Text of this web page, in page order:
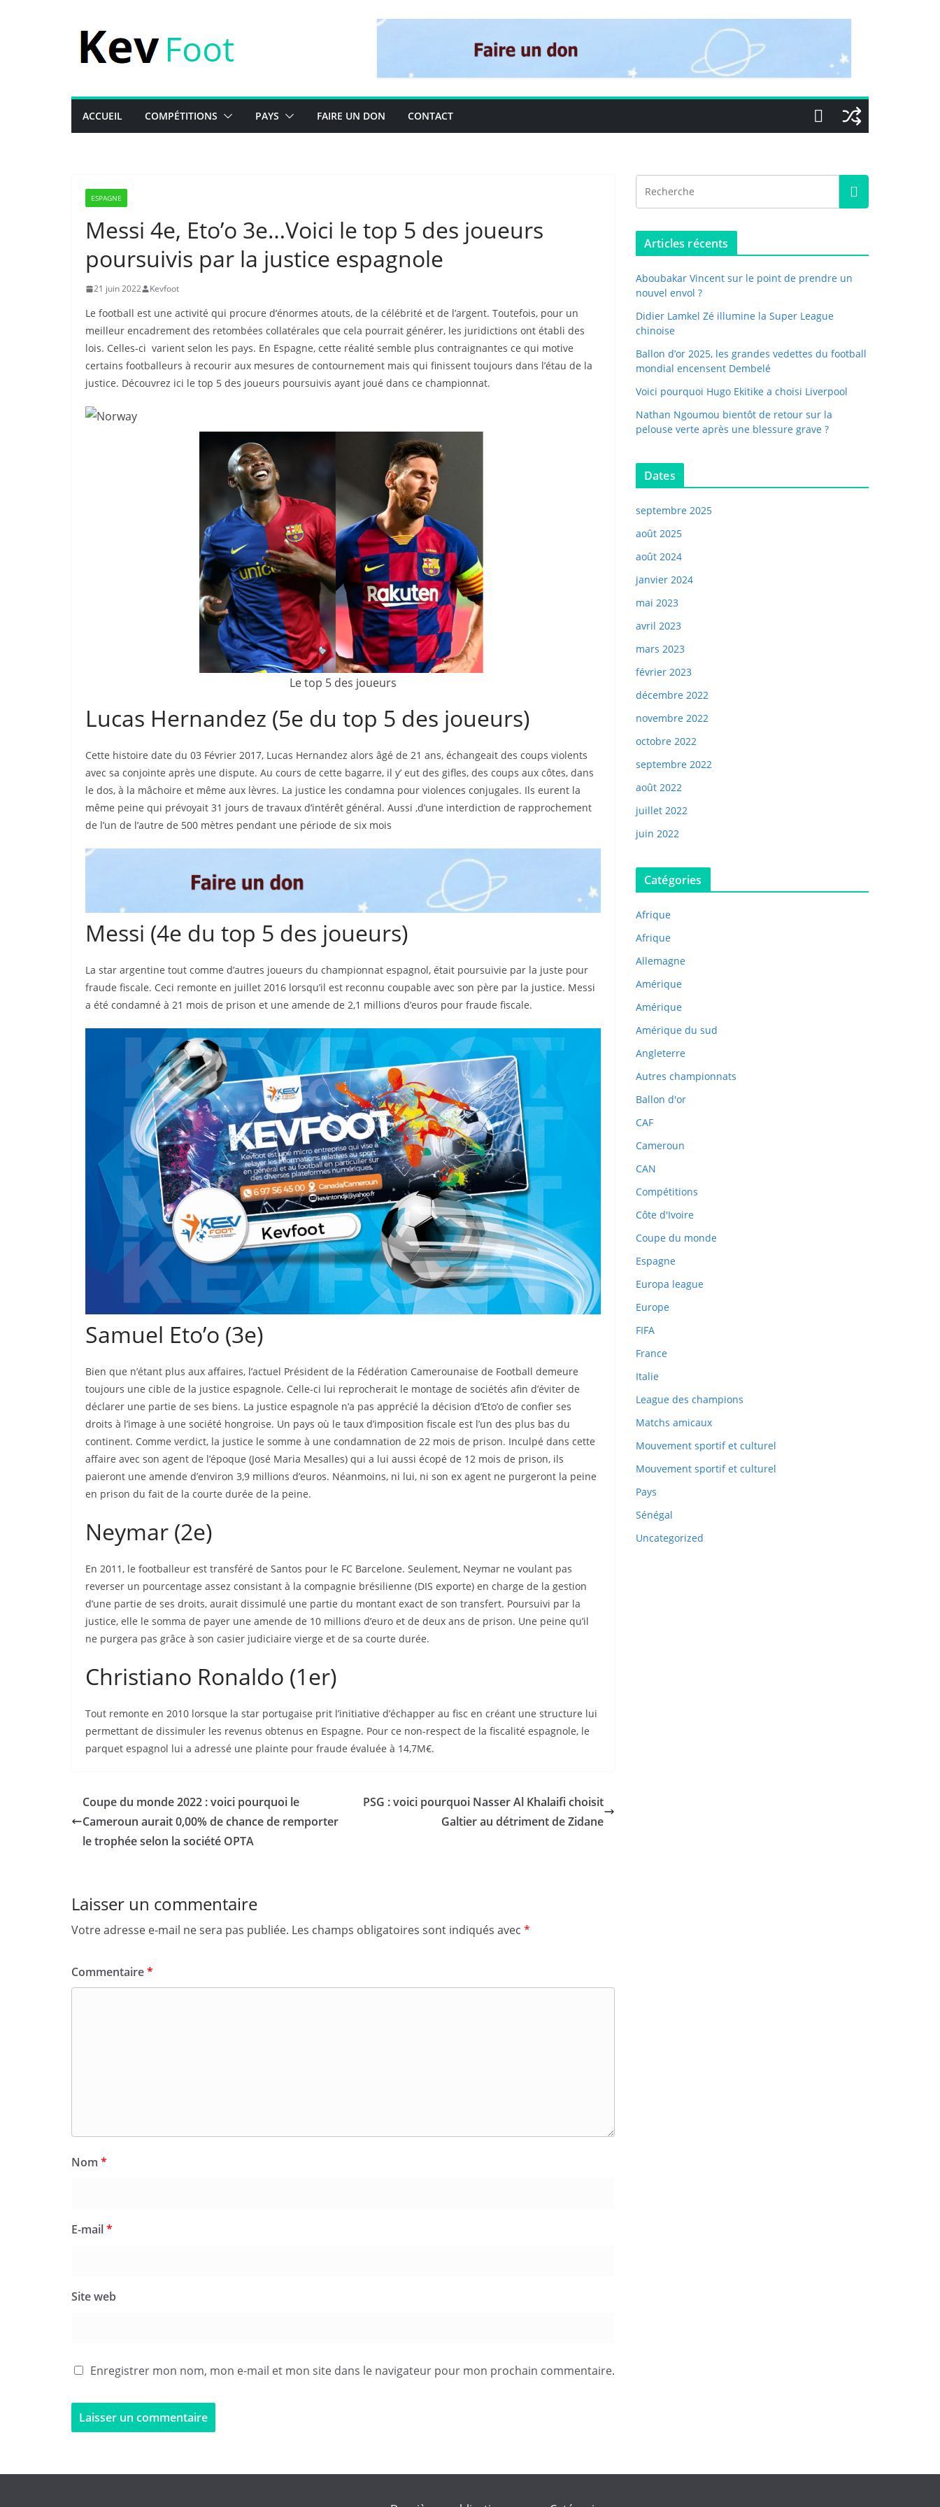
ACCUEIL COMPÉTITIONS PAYS FAIRE UN DON CONTACT
ESPAGNE
Messi 4e, Eto’o 3e…Voici le top 5 des joueurs
poursuivis par la justice espagnole
21 juin 2022 Kevfoot
Le football est une activité qui procure d’énormes atouts, de la célébrité et de l’argent. Toutefois, pour un
meilleur encadrement des retombées collatérales que cela pourrait générer, les juridictions ont établi des
lois. Celles-ci varient selon les pays. En Espagne, cette réalité semble plus contraignantes ce qui motive
certains footballeurs à recourir aux mesures de contournement mais qui finissent toujours dans l’étau de la
justice. Découvrez ici le top 5 des joueurs poursuivis ayant joué dans ce championnat.
Le top 5 des joueurs
Lucas Hernandez (5e du top 5 des joueurs)
Cette histoire date du 03 Février 2017, Lucas Hernandez alors âgé de 21 ans, échangeait des coups violents
avec sa conjointe après une dispute. Au cours de cette bagarre, il y’ eut des gifles, des coups aux côtes, dans
le dos, à la mâchoire et même aux lèvres. La justice les condamna pour violences conjugales. Ils eurent la
même peine qui prévoyait 31 jours de travaux d’intérêt général. Aussi ,d’une interdiction de rapprochement
de l’un de l’autre de 500 mètres pendant une période de six mois
Messi (4e du top 5 des joueurs)
La star argentine tout comme d’autres joueurs du championnat espagnol, était poursuivie par la juste pour
fraude fiscale. Ceci remonte en juillet 2016 lorsqu’il est reconnu coupable avec son père par la justice. Messi
a été condamné à 21 mois de prison et une amende de 2,1 millions d’euros pour fraude fiscale.
Samuel Eto’o (3e)
Bien que n’étant plus aux affaires, l’actuel Président de la Fédération Camerounaise de Football demeure
toujours une cible de la justice espagnole. Celle-ci lui reprocherait le montage de sociétés afin d’éviter de
déclarer une partie de ses biens. La justice espagnole n’a pas apprécié la décision d’Eto’o de confier ses
droits à l’image à une société hongroise. Un pays où le taux d’imposition fiscale est l’un des plus bas du
continent. Comme verdict, la justice le somme à une condamnation de 22 mois de prison. Inculpé dans cette
affaire avec son agent de l’époque (José Maria Mesalles) qui a lui aussi écopé de 12 mois de prison, ils
paieront une amende d’environ 3,9 millions d’euros. Néanmoins, ni lui, ni son ex agent ne purgeront la peine
en prison du fait de la courte durée de la peine.
Neymar (2e)
En 2011, le footballeur est transféré de Santos pour le FC Barcelone. Seulement, Neymar ne voulant pas
reverser un pourcentage assez consistant à la compagnie brésilienne (DIS exporte) en charge de la gestion
d’une partie de ses droits, aurait dissimulé une partie du montant exact de son transfert. Poursuivi par la
justice, elle le somma de payer une amende de 10 millions d’euro et de deux ans de prison. Une peine qu’il
ne purgera pas grâce à son casier judiciaire vierge et de sa courte durée.
Christiano Ronaldo (1er)
Tout remonte en 2010 lorsque la star portugaise prit l’initiative d’échapper au fisc en créant une structure lui
permettant de dissimuler les revenus obtenus en Espagne. Pour ce non-respect de la fiscalité espagnole, le
parquet espagnol lui a adressé une plainte pour fraude évaluée à 14,7M€.
Coupe du monde 2022 : voici pourquoi le
Cameroun aurait 0,00% de chance de remporter
le trophée selon la société OPTA
PSG : voici pourquoi Nasser Al Khalaifi choisit
Galtier au détriment de Zidane
Laisser un commentaire
Votre adresse e-mail ne sera pas publiée. Les champs obligatoires sont indiqués avec *
Commentaire*
Nom *
E-mail*
Site web
Enregistrer mon nom, mon e-mail et mon site dans le navigateur pour mon prochain commentaire.
Articles récents
Aboubakar Vincent sur le point de prendre un
nouvel envol ?
Didier Lamkel Zé illumine la Super League
chinoise
Ballon d’or 2025, les grandes vedettes du football
mondial encensent Dembelé
Voici pourquoi Hugo Ekitike a choisi Liverpool
Nathan Ngoumou bientôt de retour sur la
pelouse verte après une blessure grave ?
Dates
septembre 2025
août 2025
août 2024
janvier 2024
mai 2023
avril 2023
mars 2023
février 2023
décembre 2022
novembre 2022
octobre 2022
septembre 2022
août 2022
juillet 2022
juin 2022
Catégories
Afrique
Afrique
Allemagne
Amérique
Amérique
Amérique du sud
Angleterre
Autres championnats
Ballon d'or
CAF
Cameroun
CAN
Compétitions
Côte d'Ivoire
Coupe du monde
Espagne
Europa league
Europe
FIFA
France
Italie
League des champions
Matchs amicaux
Mouvement sportif et culturel
Mouvement sportif et culturel
Pays
Sénégal
Uncategorized
Close
module
NEWSLETT
ER !
e-mail
Championnats, équipes nationales,
classements, joueurs, transferts ect... Le tout
dans votre boite email
RECEVOIR LES INFOS SPÉCIALES
Non, Désolé je ne suis pas intéressé. je ne veux plus voir cette popup